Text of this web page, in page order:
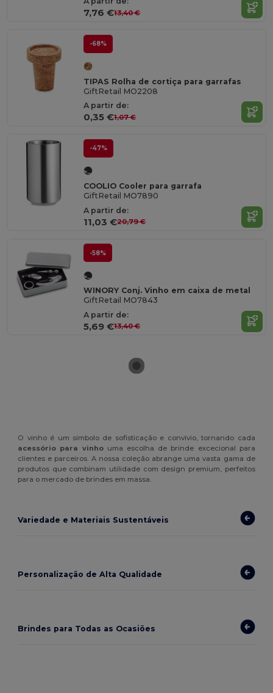
7,76 €13,40 €
-68%
TIPAS Rolha de cortiça para garrafas
GiftRetail MO2208
A partir de:
0,35 €1,07 €
-47%
COOLIO Cooler para garrafa
GiftRetail MO7890
A partir de:
11,03 €20,79 €
-58%
WINORY Conj. Vinho em caixa de metal
GiftRetail MO7843
A partir de:
5,69 €13,40 €
O vinho é um símbolo de sofisticação e convívio, tornando cada
acessório para vinhouma escolha de brinde excecional para
clientes e parceiros. A nossa coleção abrange uma vasta gama de
produtos que combinam utilidade com design premium, perfeitos
para o mercado de brindes em massa.
Variedade e Materiais Sustentáveis
Personalização de Alta Qualidade
Brindes para Todas as Ocasiões